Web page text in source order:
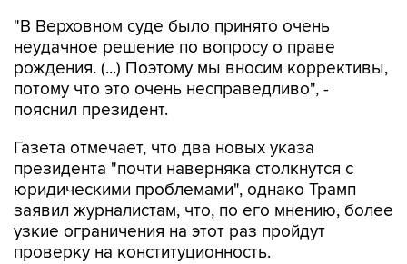
"В Верховном суде было принято очень
неудачное решение по вопросу о праве
рождения. (...) Поэтому мы вносим коррективы,
потому что это очень несправедливо", -
пояснил президент.
Газета отмечает, что два новых указа
президента "почти наверняка столкнутся с
юридическими проблемами", однако Трамп
заявил журналистам, что, по его мнению, более
узкие ограничения на этот раз пройдут
проверку на конституционность.